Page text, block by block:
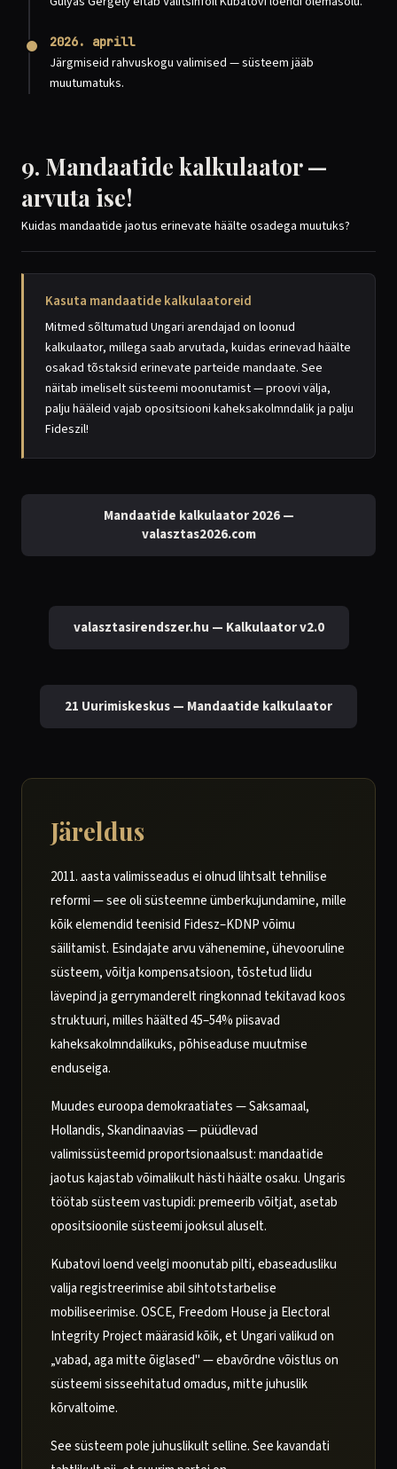
2026. aprill
Järgmiseid rahvuskogu valimised — süsteem jääb
muutumatuks.
9. Mandaatide kalkulaator —
arvuta ise!
Kuidas mandaatide jaotus erinevate häälte osadega muutuks?
Kasuta mandaatide kalkulaatoreid
Mitmed sõltumatud Ungari arendajad on loonud
kalkulaator, millega saab arvutada, kuidas erinevad häälte
osakad tõstaksid erinevate parteide mandaate. See
näitab imeliselt süsteemi moonutamist — proovi välja,
palju hääleid vajab opositsiooni kaheksakolmndalik ja palju
Fideszil!
Mandaatide kalkulaator 2026 —
valasztas2026.com
valasztasirendszer.hu — Kalkulaator v2.0
21 Uurimiskeskus — Mandaatide kalkulaator
Järeldus
2011. aasta valimisseadus ei olnud lihtsalt tehnilise
reformi — see oli süsteemne ümberkujundamine, mille
kõik elemendid teenisid Fidesz–KDNP võimu
säilitamist. Esindajate arvu vähenemine, ühevooruline
süsteem, võitja kompensatsioon, tõstetud liidu
lävepind ja gerrymanderelt ringkonnad tekitavad koos
struktuuri, milles häälted 45–54% piisavad
kaheksakolmndalikuks, põhiseaduse muutmise
enduseiga.
Muudes euroopa demokraatiates — Saksamaal,
Hollandis, Skandinaavias — püüdlevad
valimissüsteemid proportsionaalsust: mandaatide
jaotus kajastab võimalikult hästi häälte osaku. Ungaris
töötab süsteem vastupidi: premeerib võitjat, asetab
opositsioonile süsteemi jooksul aluselt.
Kubatovi loend veelgi moonutab pilti, ebaseadusliku
valija registreerimise abil sihtotstarbelise
mobiliseerimise. OSCE, Freedom House ja Electoral
Integrity Project määrasid kõik, et Ungari valikud on
„vabad, aga mitte õiglased" — ebavõrdne võistlus on
süsteemi sisseehitatud omadus, mitte juhuslik
kõrvaltoime.
See süsteem pole juhuslikult selline. See kavandati